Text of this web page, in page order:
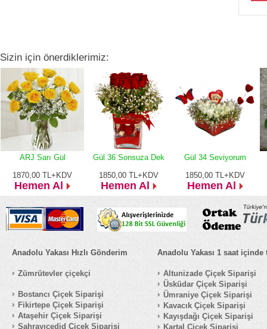
Sizin için önerdiklerimiz:
ARJ Sarı Gül
1870,00 TL+KDV
Hemen Al
Gül 36 Sonsuza Dek
1850,00 TL+KDV
Hemen Al
Gül 34 Seviyorum
1850,00 TL+KDV
Hemen Al
Anadolu Yakası Hızlı Gönderim
Zümrütevler çiçekçi
Bostancı Çiçek Siparişi
Fikirtepe Çiçek Siparişi
Ataşehir Çiçek Siparişi
Sahrayıcedid Çiçek Siparişi
Anadolu Yakası 1 saat içinde
Altunizade Çiçek Siparişi
Üsküdar Çiçek Siparişi
Ümraniye Çiçek Siparişi
Kavacık Çiçek Siparişi
Kayışdağı Çiçek Siparişi
Kartal Çiçek Siparişi